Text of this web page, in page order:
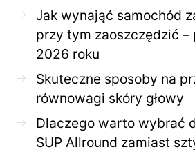
Jak wynająć samochód
przy tym zaoszczędzić –
2026 roku
Skuteczne sposoby na
równowagi skóry głowy
Dlaczego warto wybrać
SUP Allround zamiast